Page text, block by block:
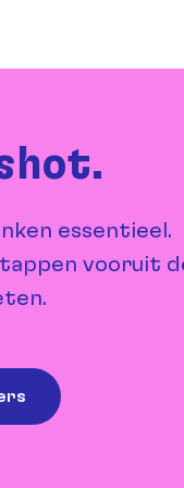
essentieel.
vooruit